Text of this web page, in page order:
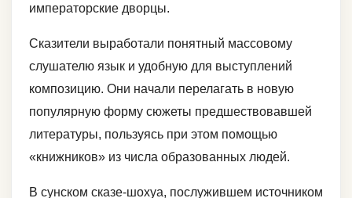
императорские дворцы.
Сказители выработали понятный массовому
слушателю язык и удобную для выступлений
композицию. Они начали перелагать в новую
популярную форму сюжеты предшествовавшей
литературы, пользуясь при этом помощью
«книжников» из числа образованных людей.
В сунском сказе-шохуа, послужившем источником